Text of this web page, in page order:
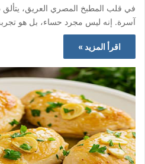
في قلب المطبخ المصري العريق،
آسرة. إنه ليس مجرد حساء، بل هو
اقرأ المزيد »